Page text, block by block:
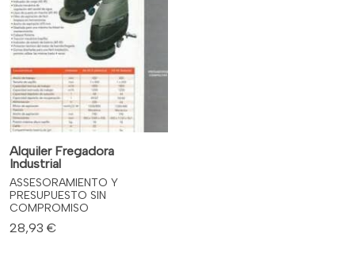
Alquiler Fregadora
Industrial
ASSESORAMIENTO Y
PRESUPUESTO SIN
COMPROMISO
28,93 €